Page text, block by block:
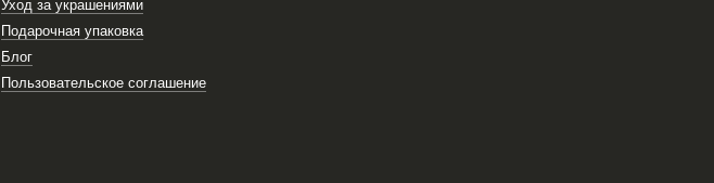
Уход за украшениями
Подарочная упаковка
Блог
Пользовательское соглашение